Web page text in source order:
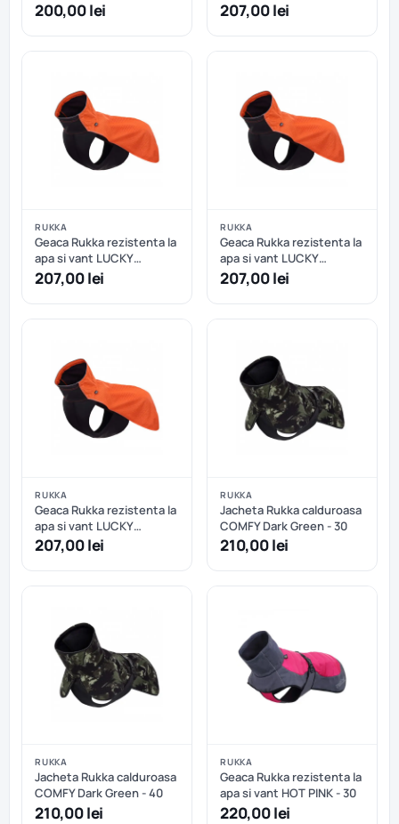
caini - Turquoise - 24 cm
200,00 lei SOFTSHELL - 30
207,00 lei
RUKKA
Geaca Rukka rezistenta la
apa si vant LUCKY
SOFTSHELL - 35
207,00 lei
RUKKA
Geaca Rukka rezistenta la
apa si vant LUCKY
SOFTSHELL - 40
207,00 lei
RUKKA
Geaca Rukka rezistenta la
apa si vant LUCKY
SOFTSHELL - 45
207,00 lei
RUKKA
Jacheta Rukka calduroasa
COMFY Dark Green - 30
210,00 lei
RUKKA
Jacheta Rukka calduroasa
COMFY Dark Green - 40
210,00 lei
RUKKA
Geaca Rukka rezistenta la
apa si vant HOT PINK - 30
220,00 lei